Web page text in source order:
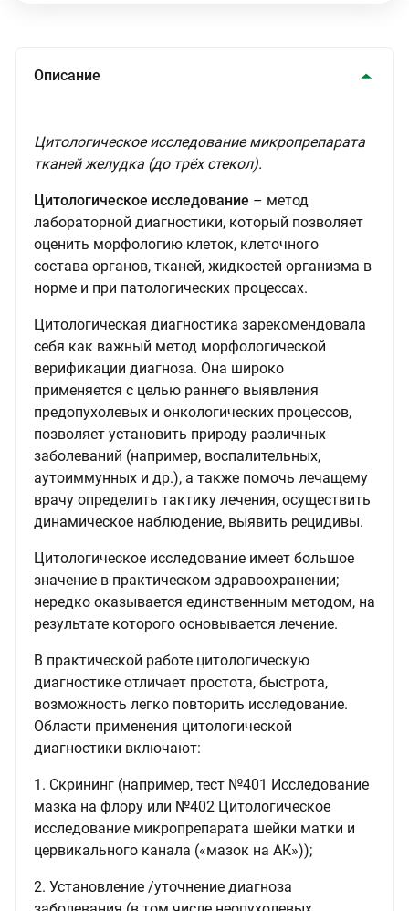
Описание
Цитологическое исследование микропрепарата
тканей желудка (до трёх стекол).
Цитологическое исследование – метод
лабораторной диагностики, который позволяет
оценить морфологию клеток, клеточного
состава органов, тканей, жидкостей организма в
норме и при патологических процессах.
Цитологическая диагностика зарекомендовала
себя как важный метод морфологической
верификации диагноза. Она широко
применяется с целью раннего выявления
предопухолевых и онкологических процессов,
позволяет установить природу различных
заболеваний (например, воспалительных,
аутоиммунных и др.), а также помочь лечащему
врачу определить тактику лечения, осуществить
динамическое наблюдение, выявить рецидивы.
Цитологическое исследование имеет большое
значение в практическом здравоохранении;
нередко оказывается единственным методом, на
результате которого основывается лечение.
В практической работе цитологическую
диагностике отличает простота, быстрота,
возможность легко повторить исследование.
Области применения цитологической
диагностики включают:
1. Скрининг (например, тест №401 Исследование
мазка на флору или №402 Цитологическое
исследование микропрепарата шейки матки и
цервикального канала («мазок на АК»));
2. Установление /уточнение диагноза